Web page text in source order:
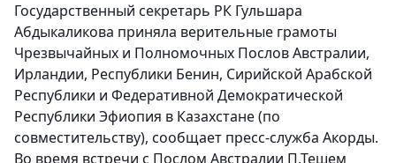
Государственный секретарь РК Гульшара
Абдыкаликова приняла верительные грамоты
Чрезвычайных и Полномочных Послов Австралии,
Ирландии, Республики Бенин, Сирийской Арабской
Республики и Федеративной Демократической
Республики Эфиопия в Казахстане (по
совместительству), сообщает пресс-служба Акорды.
Во время встречи с Послом Австралии П.Тешем